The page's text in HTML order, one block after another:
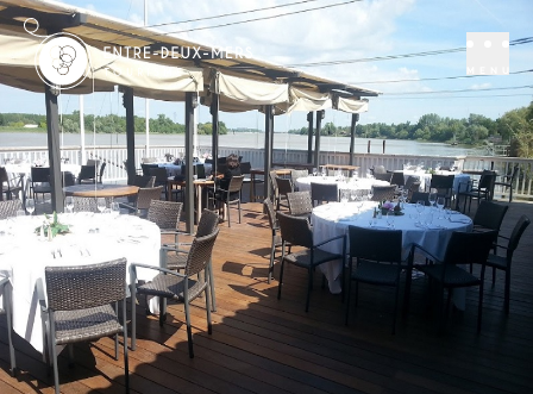
MENU
La Maison du
Fleuve
CAMBLANES-ET-MEYNAC
Ajouter aux favoris